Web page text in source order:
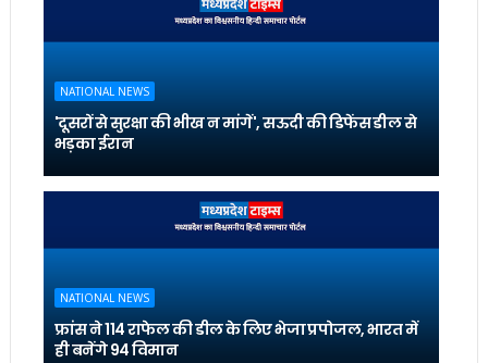
NATIONAL NEWS
'दूसरों से सुरक्षा की भीख न मांगें', सऊदी की डिफेंस डील से
भड़का ईरान
NATIONAL NEWS
फ्रांस ने 114 राफेल की डील के लिए भेजा प्रपोजल, भारत में
ही बनेंगे 94 विमान